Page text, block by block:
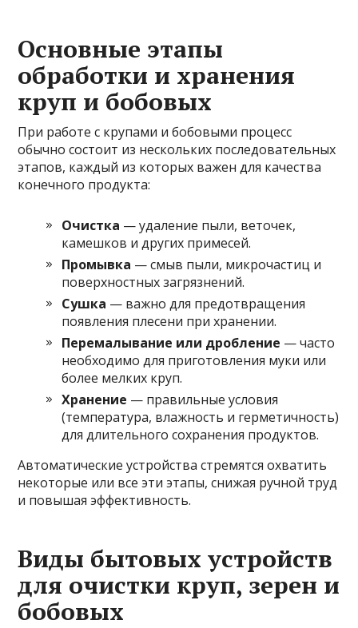
Основные этапы
обработки и хранения
круп и бобовых
При работе с крупами и бобовыми процесс
обычно состоит из нескольких последовательных
этапов, каждый из которых важен для качества
конечного продукта:
Очистка — удаление пыли, веточек,
камешков и других примесей.
Промывка — смыв пыли, микрочастиц и
поверхностных загрязнений.
Сушка — важно для предотвращения
появления плесени при хранении.
Перемалывание или дробление — часто
необходимо для приготовления муки или
более мелких круп.
Хранение — правильные условия
(температура, влажность и герметичность)
для длительного сохранения продуктов.
Автоматические устройства стремятся охватить
некоторые или все эти этапы, снижая ручной труд
и повышая эффективность.
Виды бытовых устройств
для очистки круп, зерен и
бобовых